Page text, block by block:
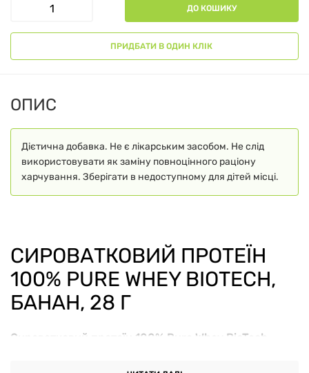
ДО КОШИКУ
ПРИДБАТИ В ОДИН КЛІК
ОПИС
Дієтична добавка. Не є лікарським засобом. Не слід
використовувати як заміну повноцінного раціону
харчування. Зберігати в недоступному для дітей місці.
СИРОВАТКОВИЙ ПРОТЕЇН
100% PURE WHEY BIOTECH,
БАНАН, 28 Г
Сироватковий протеїн 100% Pure Whey BioTech,